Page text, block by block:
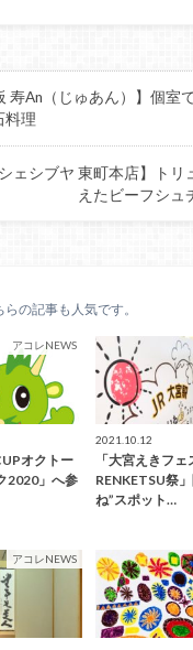
寿An（じゅあん）】個室
料理
ェシブヤ 東町本店】トリ
えたビーフシュ
らの記事も人気です。
アコレNEWS
オクトー
2020」へ参
2021.10.12
「大宮えきフ
RENKETSU祭
ね”スポット…
アコレNEWS